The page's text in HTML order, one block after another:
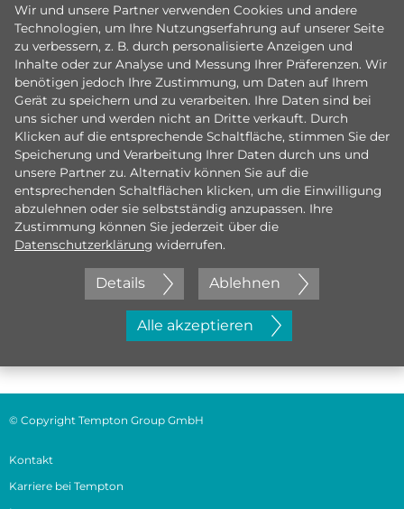
Jetzt initiativ bewerben
Wir und unsere Partner verwenden Cookies und andere
Technologien, um Ihre Nutzungserfahrung auf unserer Seite
zu verbessern, z. B. durch personalisierte Anzeigen und
Inhalte oder zur Analyse und Messung Ihrer Präferenzen. Wir
benötigen jedoch Ihre Zustimmung, um Daten auf Ihrem
Gerät zu speichern und zu verarbeiten. Ihre Daten sind bei
uns sicher und werden nicht an Dritte verkauft. Durch
Klicken auf die entsprechende Schaltfläche, stimmen Sie der
Speicherung und Verarbeitung Ihrer Daten durch uns und
unsere Partner zu. Alternativ können Sie auf die
entsprechenden Schaltflächen klicken, um die Einwilligung
abzulehnen oder sie selbstständig anzupassen. Ihre
Zustimmung können Sie jederzeit über die
Datenschutzerklärung widerrufen.
Details Ablehnen
Alle akzeptieren
© Copyright Tempton Group GmbH
Kontakt
Karriere bei Tempton